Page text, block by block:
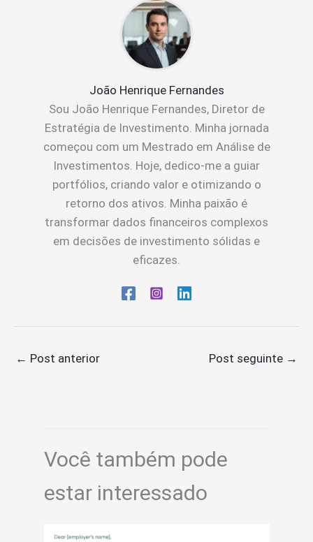
João Henrique Fernandes
Sou João Henrique Fernandes, Diretor de
Estratégia de Investimento. Minha jornada
começou com um Mestrado em Análise de
Investimentos. Hoje, dedico-me a guiar
portfólios, criando valor e otimizando o
retorno dos ativos. Minha paixão é
transformar dados financeiros complexos
em decisões de investimento sólidas e
eficazes.
← Post anterior Post seguinte →
Você também pode
estar interessado